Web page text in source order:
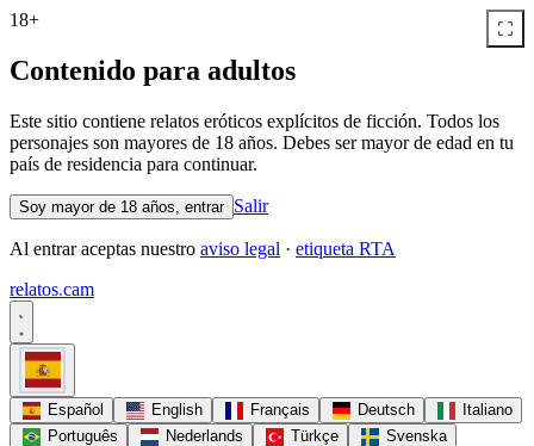
18+
Contenido para adultos
Este sitio contiene relatos eróticos explícitos de ficción. Todos los
personajes son mayores de 18 años. Debes ser mayor de edad en tu
país de residencia para continuar.
Soy mayor de 18 años, entrar Salir
Al entrar aceptas nuestro aviso legal · etiqueta RTA
relatos.cam
Español English Français Deutsch
Italiano
Português
Nederlands Türkçe
Svenska